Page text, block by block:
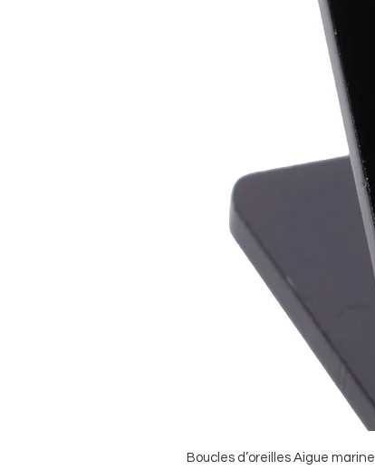
Boucles d’oreilles Aigue marine